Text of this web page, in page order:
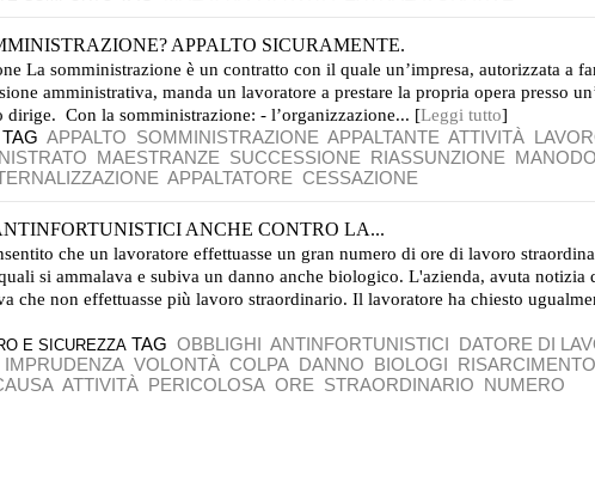
APPALTO SICURAMENTE.
La somministrazione è un contratto con il quale un’impresa, autorizzata a
amministrativa, manda un lavoratore a prestare la propria opera presso
dirige. Con la somministrazione: - l’organizzazione... [Leggi tutto]
TAG APPALTO SOMMINISTRAZIONE APPALTANTE ATTIVITÀ
MAESTRANZE SUCCESSIONE RIASSUNZIONE
APPALTATORE CESSAZIONE
ANCHE CONTRO LA...
che un lavoratore effettuasse un gran numero di ore di lavoro
si ammalava e subiva un danno anche biologico. L'azienda, avuta
che non effettuasse più lavoro straordinario. Il lavoratore ha chiesto
E SICUREZZA TAG OBBLIGHI ANTINFORTUNISTICI DATORE DI
IMPRUDENZA VOLONTÀ COLPA DANNO BIOLOGI RISARCIMENTO
ATTIVITÀ PERICOLOSA ORE STRAORDINARIO NUMERO